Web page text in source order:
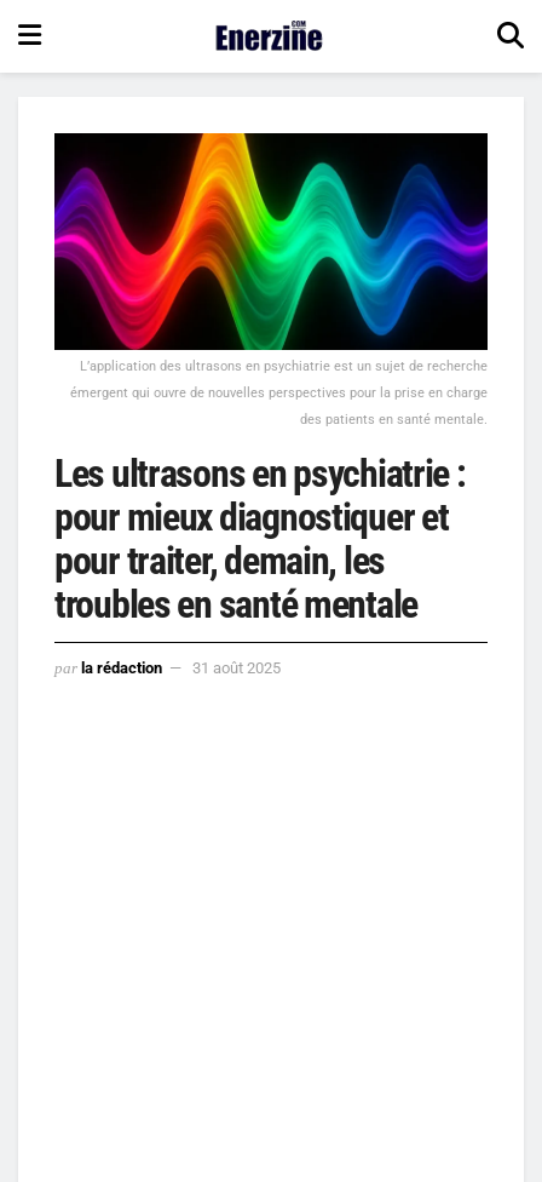
L’application des ultrasons en psychiatrie est un sujet de recherche
émergent qui ouvre de nouvelles perspectives pour la prise en charge
des patients en santé mentale.
Les ultrasons en psychiatrie :
pour mieux diagnostiquer et
pour traiter, demain, les
troubles en santé mentale
par la rédaction 31 août 2025